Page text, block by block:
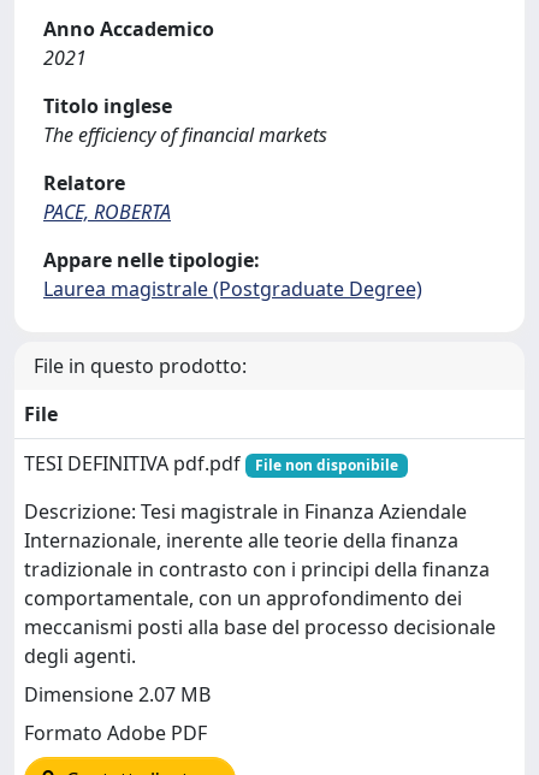
Anno Accademico
2021
Titolo inglese
The efficiency of financial markets
Relatore
PACE, ROBERTA
Appare nelle tipologie:
Laurea magistrale (Postgraduate Degree)
File in questo prodotto:
File
TESI DEFINITIVA pdf.pdf
File non disponibile
Descrizione: Tesi magistrale in Finanza Aziendale
Internazionale, inerente alle teorie della finanza
tradizionale in contrasto con i principi della finanza
comportamentale, con un approfondimento dei
meccanismi posti alla base del processo decisionale
degli agenti.
Dimensione 2.07 MB
Formato Adobe PDF